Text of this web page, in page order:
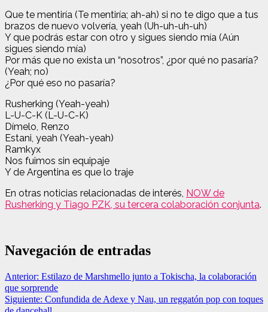
Que te mentiría (Te mentiría; ah-ah) si no te digo que a tus
brazos de nuevo volvería, yeah (Uh-uh-uh-uh)
Y que podrás estar con otro y sigues siendo mía (Aún
sigues siendo mía)
Por más que no exista un “nosotros”, ¿por qué no pasaría?
(Yeah; no)
¿Por qué eso no pasaría?
Rusherking (Yeah-yeah)
L-U-C-K (L-U-C-K)
Dímelo, Renzo
Estani, yeah (Yeah-yeah)
Ramkyx
Nos fuimos sin equipaje
Y de Argentina es que lo traje
En otras noticias relacionadas de interés, NOW de
Rusherking y Tiago PZK, su tercera colaboración conjunta.
Navegación de entradas
Anterior: Estilazo de Marshmello junto a Tokischa, la colaboración
que sorprende
Siguiente: Confundida de Adexe y Nau, un reggatón pop con toques